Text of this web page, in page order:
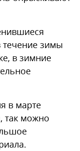
течение зимы
в зимние
в марте
так можно